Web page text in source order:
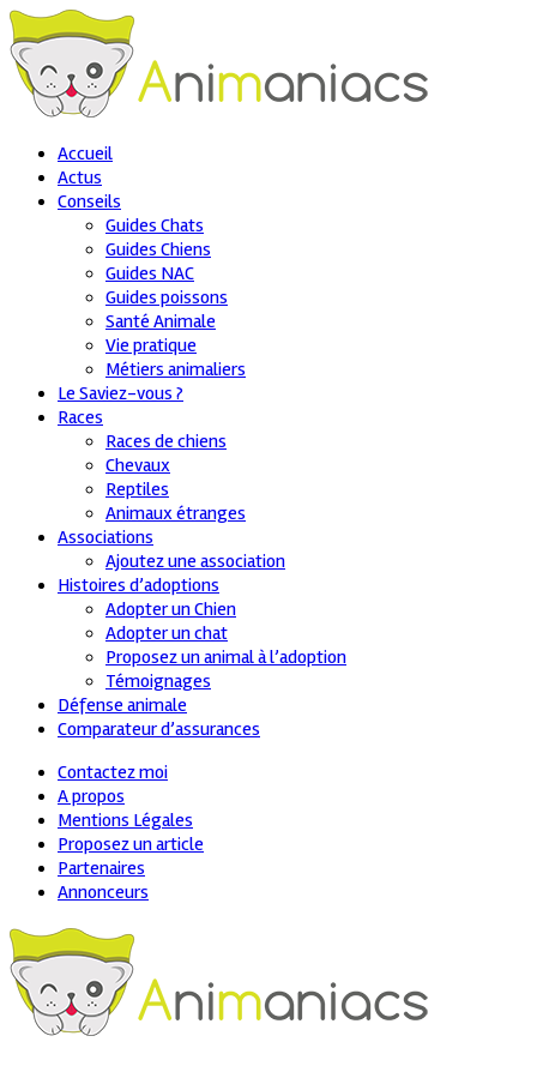
Accueil
Actus
Conseils
Guides Chats
Guides Chiens
Guides NAC
Guides poissons
Santé Animale
Vie pratique
Métiers animaliers
Le Saviez-vous ?
Races
Races de chiens
Chevaux
Reptiles
Animaux étranges
Associations
Ajoutez une association
Histoires d’adoptions
Adopter un Chien
Adopter un chat
Proposez un animal à l’adoption
Témoignages
Défense animale
Comparateur d’assurances
Contactez moi
A propos
Mentions Légales
Proposez un article
Partenaires
Annonceurs